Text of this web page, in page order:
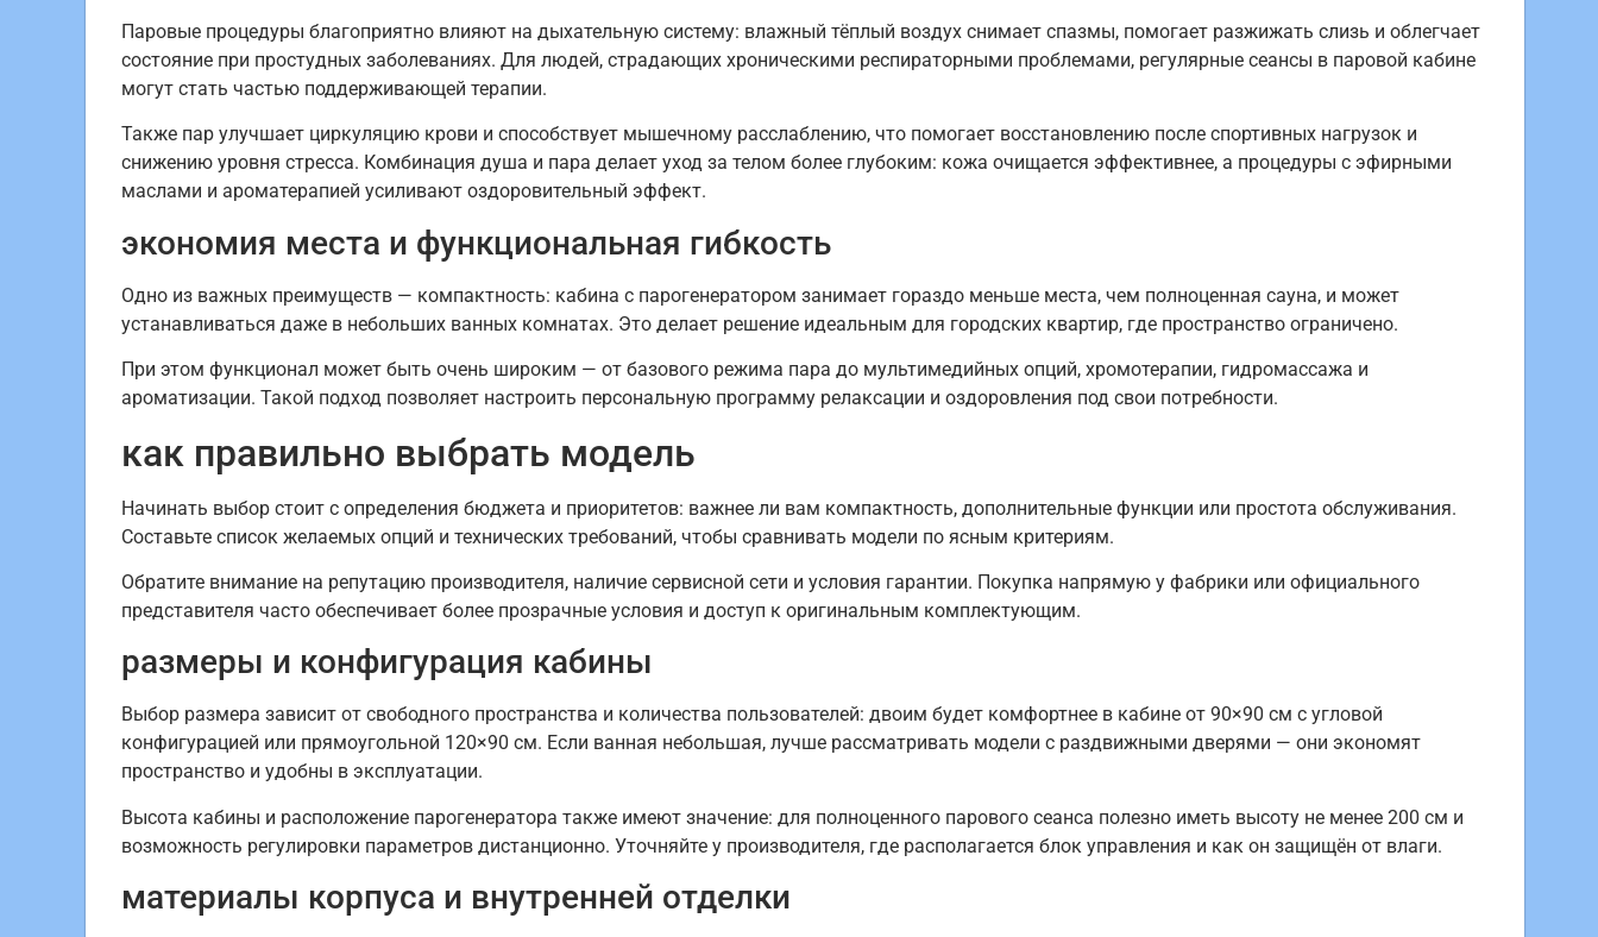
Паровые процедуры благоприятно влияют на дыхательную систему: влажный тёплый воздух снимает спазмы, помогает разжижать слизь и облегчает
состояние при простудных заболеваниях. Для людей, страдающих хроническими респираторными проблемами, регулярные сеансы в паровой кабине
могут стать частью поддерживающей терапии.
Также пар улучшает циркуляцию крови и способствует мышечному расслаблению, что помогает восстановлению после спортивных нагрузок и
снижению уровня стресса. Комбинация душа и пара делает уход за телом более глубоким: кожа очищается эффективнее, а процедуры с эфирными
маслами и ароматерапией усиливают оздоровительный эффект.
экономия места и функциональная гибкость
Одно из важных преимуществ — компактность: кабина с парогенератором занимает гораздо меньше места, чем полноценная сауна, и может
устанавливаться даже в небольших ванных комнатах. Это делает решение идеальным для городских квартир, где пространство ограничено.
При этом функционал может быть очень широким — от базового режима пара до мультимедийных опций, хромотерапии, гидромассажа и
ароматизации. Такой подход позволяет настроить персональную программу релаксации и оздоровления под свои потребности.
как правильно выбрать модель
Начинать выбор стоит с определения бюджета и приоритетов: важнее ли вам компактность, дополнительные функции или простота обслуживания.
Составьте список желаемых опций и технических требований, чтобы сравнивать модели по ясным критериям.
Обратите внимание на репутацию производителя, наличие сервисной сети и условия гарантии. Покупка напрямую у фабрики или официального
представителя часто обеспечивает более прозрачные условия и доступ к оригинальным комплектующим.
размеры и конфигурация кабины
Выбор размера зависит от свободного пространства и количества пользователей: двоим будет комфортнее в кабине от 90×90 см с угловой
конфигурацией или прямоугольной 120×90 см. Если ванная небольшая, лучше рассматривать модели с раздвижными дверями — они экономят
пространство и удобны в эксплуатации.
Высота кабины и расположение парогенератора также имеют значение: для полноценного парового сеанса полезно иметь высоту не менее 200 см и
возможность регулировки параметров дистанционно. Уточняйте у производителя, где располагается блок управления и как он защищён от влаги.
материалы корпуса и внутренней отделки